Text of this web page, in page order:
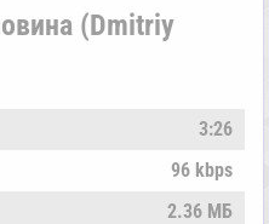
(Dmitriy
3:26
96 kbps
2.36 МБ